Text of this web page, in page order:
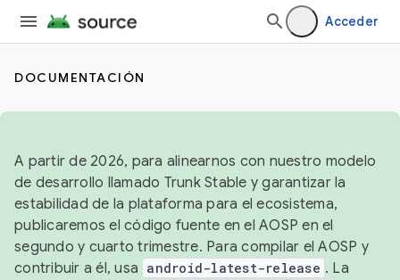
Acceder
DOCUMENTACIÓN
A partir de 2026, para alinearnos con nuestro modelo
de desarrollo llamado Trunk Stable y garantizar la
estabilidad de la plataforma para el ecosistema,
publicaremos el código fuente en el AOSP en el
segundo y cuarto trimestre. Para compilar el AOSP y
contribuir a él, usa android-latest-release . La